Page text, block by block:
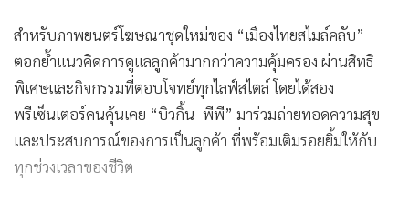
สำหรับภาพยนตร์โฆษณาชุดใหม่ของ “เมืองไทยสไมล์คลับ”
ตอกย้ำแนวคิดการดูแลลูกค้ามากกว่าความคุ้มครอง ผ่านสิทธิ
พิเศษและกิจกรรมที่ตอบโจทย์ทุกไลฟ์สไตล์ โดยได้สอง
พรีเซ็นเตอร์คนคุ้นเคย “บิวกิ้น–พีพี” มาร่วมถ่ายทอดความสุข
และประสบการณ์ของการเป็นลูกค้า ที่พร้อมเติมรอยยิ้มให้กับ
ทุกช่วงเวลาของชีวิต